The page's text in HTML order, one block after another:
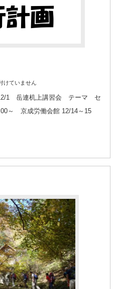
けていません
12/1 岳連机上講習会 テーマ セ
～ 京成労働会館 12/14～15